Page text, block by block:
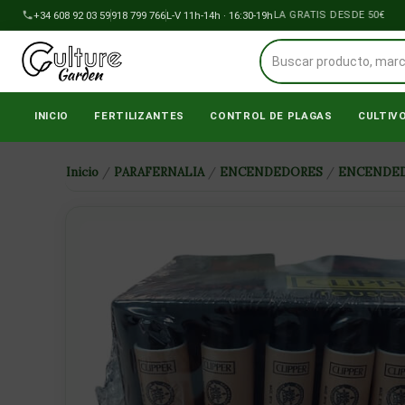
al
contenido
+34 608 92 03 59918 799 766L-V 11h-14h · 16:30-19h
ENVÍOS A PENÍNSULA GRATIS DESDE 50€
INICIO FERTILIZANTES CONTROL DE PLAGAS CULTIVO
Inicio / PARAFERNALIA / ENCENDEDORES /